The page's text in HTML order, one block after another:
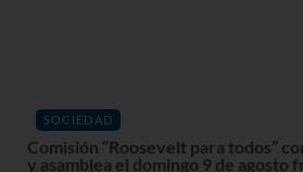
SOCIEDAD
Comisión “Roosevelt para todos”
y asamblea el domingo 9 de agosto